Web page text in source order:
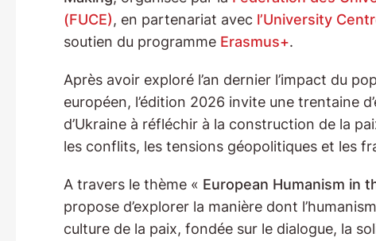
(FUCE), en partenariat avec l’University
soutien du programme Erasmus+.
Après avoir exploré l’an dernier l’impact du
européen, l’édition 2026 invite une trentaine
d’Ukraine à réfléchir à la construction de la
les conflits, les tensions géopolitiques et les
A travers le thème « European Humanism in
propose d’explorer la manière dont
culture de la paix, fondée sur le dialogue, la